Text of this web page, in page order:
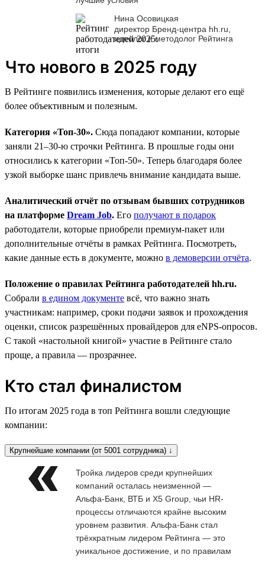
Нина Осовицкая
директор Бренд-центра hh.ru,
идеолог и методолог Рейтинга
Что нового в 2025 году
В Рейтинге появились изменения, которые делают его ещё
более объективным и полезным.
Категория «Топ-30». Сюда попадают компании, которые
заняли 21–30-ю строчки Рейтинга. В прошлые годы они
относились к категории «Топ-50». Теперь благодаря более
узкой выборке шанс привлечь внимание кандидата выше.
Аналитический отчёт по отзывам бывших сотрудников
на платформе Dream Job. Его получают в подарок
работодатели, которые приобрели премиум-пакет или
дополнительные отчёты в рамках Рейтинга. Посмотреть,
какие данные есть в документе, можно в демоверсии отчёта.
Положение о правилах Рейтинга работодателей hh.ru.
Собрали в едином документе всё, что важно знать
участникам: например, сроки подачи заявок и прохождения
оценки, список разрешённых провайдеров для eNPS-опросов.
С такой «настольной книгой» участие в Рейтинге стало
проще, а правила — прозрачнее.
Кто стал финалистом
По итогам 2025 года в топ Рейтинга вошли следующие
компании:
Крупнейшие компании (от 5001 сотрудника) ↓
Тройка лидеров среди крупнейших
компаний осталась неизменной —
Альфа-Банк, ВТБ и X5 Group, чьи HR-
процессы отличаются крайне высоким
уровнем развития. Альфа-Банк стал
трёхкратным лидером Рейтинга — это
уникальное достижение, и по правилам